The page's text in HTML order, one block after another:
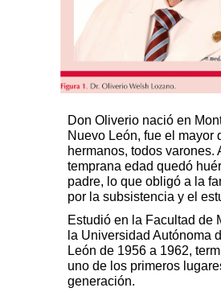
Don Oliverio nació en
Nuevo León, fue el mayor
hermanos, todos varones.
temprana edad quedó
padre, lo que obligó a la
por la subsistencia y el
Estudió en la Facultad de
la Universidad Autónoma
León de 1956 a 1962,
uno de los primeros
generación.